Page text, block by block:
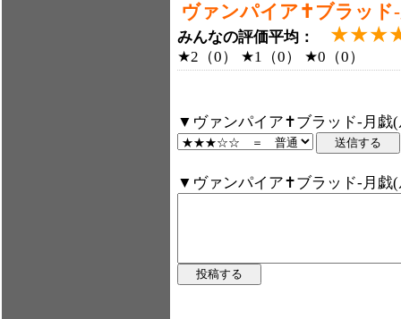
ヴァンパイア✝ブラッド
みんなの評価平均：
★2（0） ★1（0） ★0（0）
▼ヴァンパイア✝ブラッド-月戯
▼ヴァンパイア✝ブラッド-月戯